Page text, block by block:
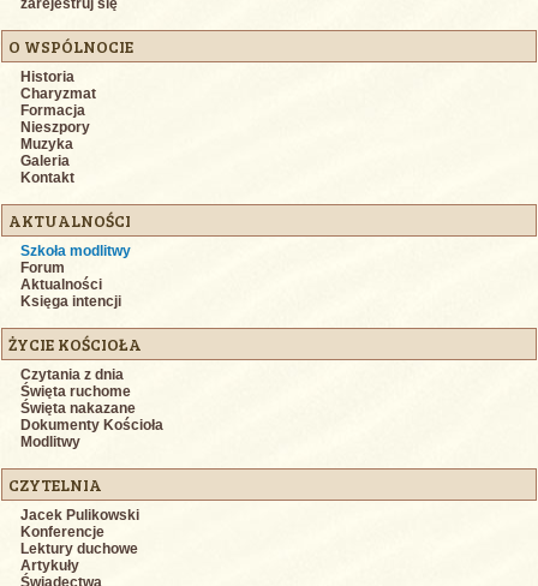
zarejestruj się
O WSPÓLNOCIE
Historia
Charyzmat
Formacja
Nieszpory
Muzyka
Galeria
Kontakt
AKTUALNOŚCI
Szkoła modlitwy
Forum
Aktualności
Księga intencji
ŻYCIE KOŚCIOŁA
Czytania z dnia
Święta ruchome
Święta nakazane
Dokumenty Kościoła
Modlitwy
CZYTELNIA
Jacek Pulikowski
Konferencje
Lektury duchowe
Artykuły
Świadectwa